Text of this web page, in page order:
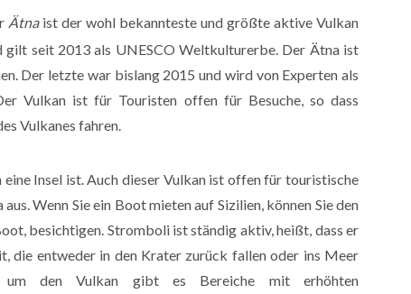
Ätnaist der wohl bekannteste und größte aktive Vulkan
gilt seit 2013 als UNESCO Weltkulturerbe. Der Ätna ist
Der letzte war bislang 2015 und wird von Experten als
Vulkan ist für Touristen offen für Besuche, so dass
Vulkanes fahren.
Insel ist. Auch dieser Vulkan ist offen für touristische
Wenn Sie ein Boot mieten auf Sizilien, können Sie den
besichtigen. Stromboli ist ständig aktiv, heißt, dass er
die entweder in den Krater zurück fallen oder ins Meer
den Vulkan gibt es Bereiche mit erhöhten